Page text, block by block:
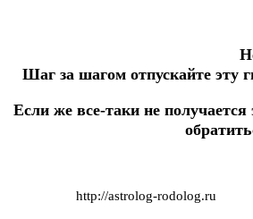
Шаг за шагом отпускайте эту
Если же все-таки не получается
http://astrolog-rodolog.ru